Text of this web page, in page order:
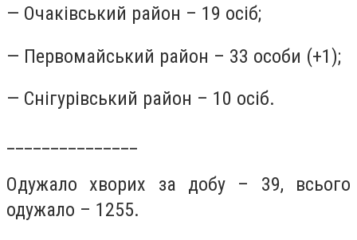
— Очаківський район – 19 осіб;
— Первомайський район – 33 особи (+1);
— Снігурівський район – 10 осіб.
Одужало хворих за добу – 39, всього
одужало – 1255.